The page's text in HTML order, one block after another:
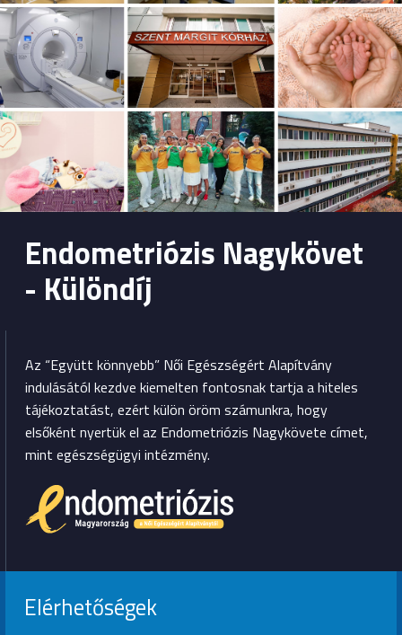
Endometriózis Nagykövet
- Különdíj
Az “Együtt könnyebb” Női Egészségért Alapítvány
indulásától kezdve kiemelten fontosnak tartja a hiteles
tájékoztatást, ezért külön öröm számunkra, hogy
elsőként nyertük el az Endometriózis Nagykövete címet,
mint egészségügyi intézmény.
Elérhetőségek